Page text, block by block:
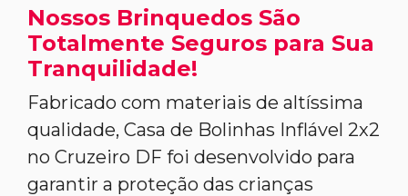
Nossos Brinquedos São
Totalmente Seguros para Sua
Tranquilidade!
Fabricado com materiais de altíssima
qualidade, Casa de Bolinhas Inflável 2x2
no Cruzeiro DF foi desenvolvido para
garantir a proteção das crianças